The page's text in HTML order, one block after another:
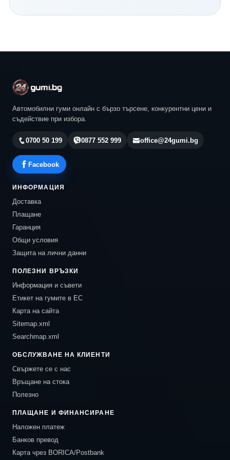
Автомобилни гуми онлайн с бързо търсене, конкурентни цени и
съдействие при избора.
0700 50 199 0877 552 999 office@24gumi.bg
Facebook
ИНФОРМАЦИЯ
Доставка
Плащане
Гаранция
Общи условия
Защита на лични данни
ПОЛЕЗНИ ВРЪЗКИ
Информация и съвети
Етикет на гумите в ЕС
Карта на сайта
Sitemap.xml
Searchmap.xml
ОБСЛУЖВАНЕ НА КЛИЕНТИ
Свържете се с нас
Връщане на стока
Полезно
ПЛАЩАНЕ И ФИНАНСИРАНЕ
Наложен платеж
Банков превод
Карта чрез BORICA/Postbank